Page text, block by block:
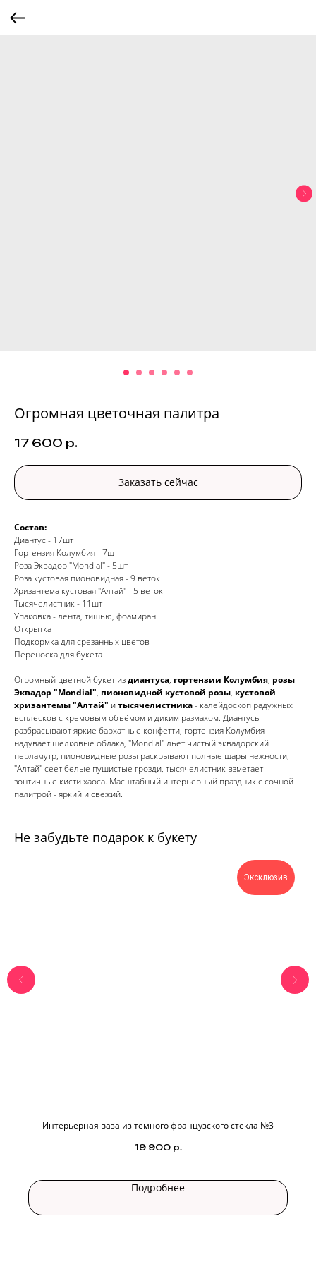
Огромная цветочная палитра
17 600 р.
Заказать сейчас
Состав:
Диантус - 17шт
Гортензия Колумбия - 7шт
Роза Эквадор "Mondial" - 5шт
Роза кустовая пионовидная - 9 веток
Хризантема кустовая "Алтай" - 5 веток
Тысячелистник - 11шт
Упаковка - лента, тишью, фоамиран
Открытка
Подкормка для срезанных цветов
Переноска для букета
Огромный цветной букет издиантуса, гортензии Колумбия, розы
Эквадор "Mondial", пионовидной кустовой розы, кустовой
хризантемы "Алтай" итысячелистника- калейдоскоп радужных
всплесков с кремовым объёмом и диким размахом. Диантусы
разбрасывают яркие бархатные конфетти, гортензия Колумбия
надувает шелковые облака, "Mondial" льёт чистый эквадорский
перламутр, пионовидные розы раскрывают полные шары нежности,
"Алтай" сеет белые пушистые грозди, тысячелистник взметает
зонтичные кисти хаоса. Масштабный интерьерный праздник с сочной
палитрой - яркий и свежий.
Не забудьте подарок к букету
Эксклюзив
Интерьерная ваза из темного французского стекла №3
19 900 р.
Подробнее